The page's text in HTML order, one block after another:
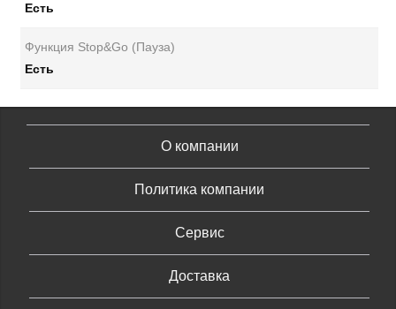
Есть
Функция Stop&Go (Пауза)
Есть
О компании
Политика компании
Сервис
Доставка